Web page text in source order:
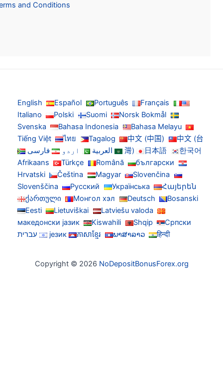
Terms and Conditions
English Español Português
Français
Italiano
Polski Suomi
Norsk Bokmål
Svenska
Bahasa Indonesia
Bahasa Melayu
Tiếng Việt
ไทย Tagalog 中文 (中国)
中文 (台
灣)
日本語 한국어 العربية اردو
فارسی
Afrikaans
Türkçe Română
български
Hrvatski
Čeština Magyar
Slovenčina
Slovenščina
Русский Українська
Հայերեն
ქართული
Монгол хэл Deutsch
Bosanski
Eesti
Lietuviškai
Latviešu valoda
македонски јазик
Kiswahili Shqip
Српски
језик
ភាសាខ្មែរ ພາສາລາວ हिन्दी עברית
Copyright © 2026NoDepositBonusForex.org